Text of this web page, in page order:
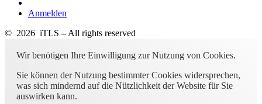
Anmelden
© 2026 iTLS – All rights reserved
Wir benötigen Ihre Einwilligung zur Nutzung von Cookies.
Sie können der Nutzung bestimmter Cookies widersprechen,
was sich mindernd auf die Nützlichkeit der Website für Sie
auswirken kann.